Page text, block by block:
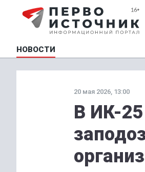
НОВОСТИ
20 мая 2026, 13:00
В ИК-